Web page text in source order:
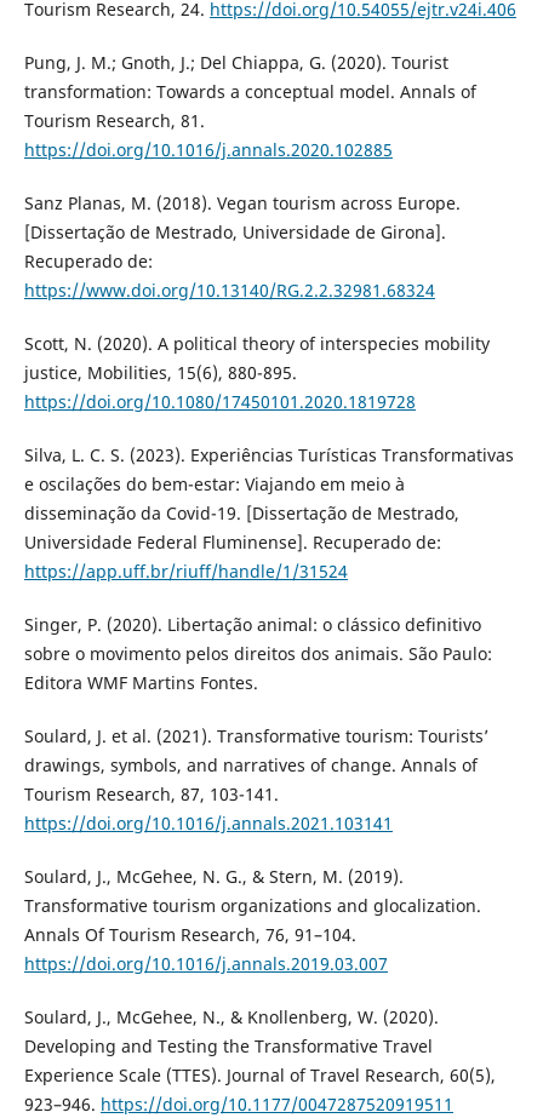
Tourism Research, 24. https://doi.org/10.54055/ejtr.v24i.406
Pung, J. M.; Gnoth, J.; Del Chiappa, G. (2020). Tourist
transformation: Towards a conceptual model. Annals of
Tourism Research, 81.
https://doi.org/10.1016/j.annals.2020.102885
Sanz Planas, M. (2018). Vegan tourism across Europe.
[Dissertação de Mestrado, Universidade de Girona].
Recuperado de:
https://www.doi.org/10.13140/RG.2.2.32981.68324
Scott, N. (2020). A political theory of interspecies mobility
justice, Mobilities, 15(6), 880-895.
https://doi.org/10.1080/17450101.2020.1819728
Silva, L. C. S. (2023). Experiências Turísticas Transformativas
e oscilações do bem-estar: Viajando em meio à
disseminação da Covid-19. [Dissertação de Mestrado,
Universidade Federal Fluminense]. Recuperado de:
https://app.uff.br/riuff/handle/1/31524
Singer, P. (2020). Libertação animal: o clássico definitivo
sobre o movimento pelos direitos dos animais. São Paulo:
Editora WMF Martins Fontes.
Soulard, J. et al. (2021). Transformative tourism: Tourists’
drawings, symbols, and narratives of change. Annals of
Tourism Research, 87, 103-141.
https://doi.org/10.1016/j.annals.2021.103141
Soulard, J., McGehee, N. G., & Stern, M. (2019).
Transformative tourism organizations and glocalization.
Annals Of Tourism Research, 76, 91–104.
https://doi.org/10.1016/j.annals.2019.03.007
Soulard, J., McGehee, N., & Knollenberg, W. (2020).
Developing and Testing the Transformative Travel
Experience Scale (TTES). Journal of Travel Research, 60(5),
923–946. https://doi.org/10.1177/0047287520919511